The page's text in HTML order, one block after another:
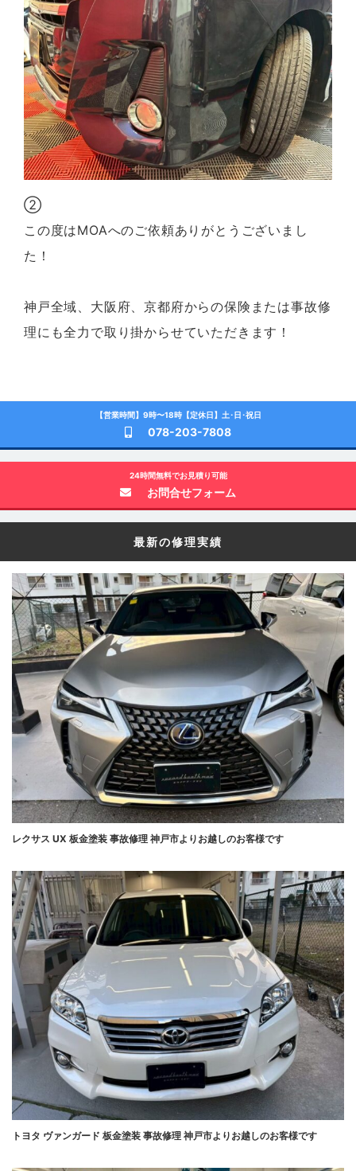
②
この度はMOAへのご依頼ありがとうございまし
た！
神戸全域、大阪府、京都府からの保険または事故修
理にも全力で取り掛からせていただきます！
【営業時間】9時〜18時【定休日】土･日･祝日
078-203-7808
24時間無料でお見積り可能
お問合せフォーム
最新の修理実績
レクサス UX 板金塗装 事故修理 神戸市よりお越しのお客様です
トヨタ ヴァンガード 板金塗装 事故修理 神戸市よりお越しのお客様です